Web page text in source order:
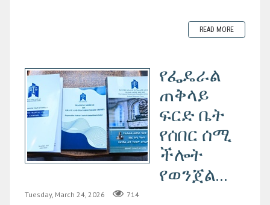
READ MORE
የፌዴራል
ጠቅላይ
ፍርድ ቤት
የሰበር ሰሚ
ችሎት
የወንጀል...
Tuesday, March 24, 2026 714